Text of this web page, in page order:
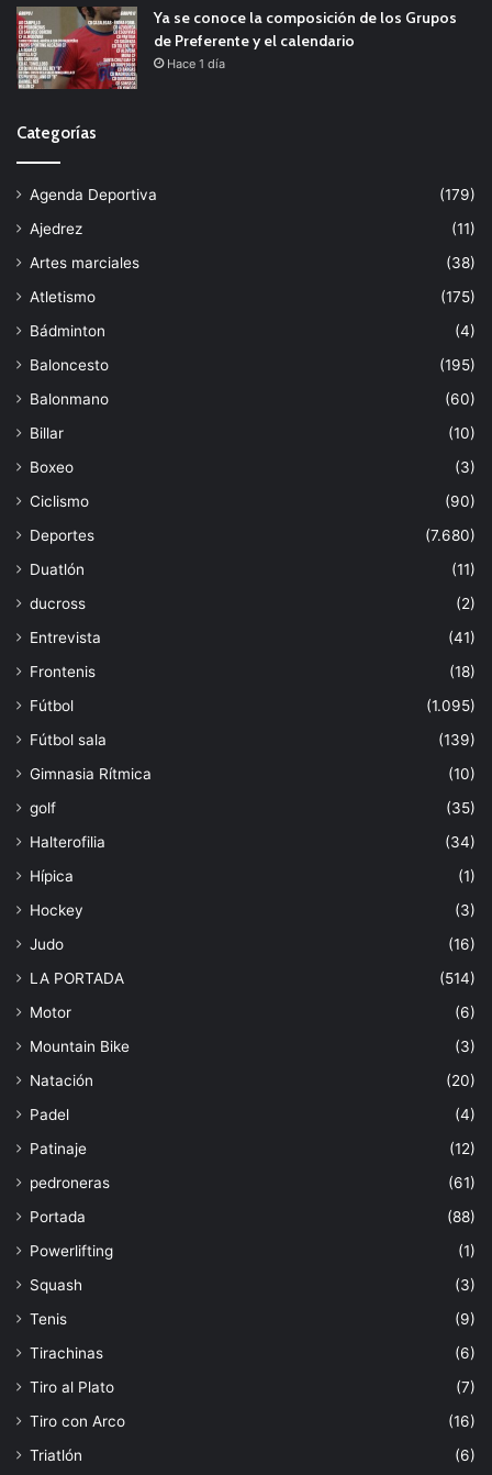
Ya se conoce la composición de los Grupos
de Preferente y el calendario
Hace 1 día
Categorías
Agenda Deportiva
(179)
Ajedrez
(11)
Artes marciales
(38)
Atletismo
(175)
Bádminton
(4)
Baloncesto
(195)
Balonmano
(60)
Billar
(10)
Boxeo
(3)
Ciclismo
(90)
Deportes
(7.680)
Duatlón
(11)
ducross
(2)
Entrevista
(41)
Frontenis
(18)
Fútbol
(1.095)
Fútbol sala
(139)
Gimnasia Rítmica
(10)
golf
(35)
Halterofilia
(34)
Hípica
(1)
Hockey
(3)
Judo
(16)
LA PORTADA
(514)
Motor
(6)
Mountain Bike
(3)
Natación
(20)
Padel
(4)
Patinaje
(12)
pedroneras
(61)
Portada
(88)
Powerlifting
(1)
Squash
(3)
Tenis
(9)
Tirachinas
(6)
Tiro al Plato
(7)
Tiro con Arco
(16)
Triatlón
(6)